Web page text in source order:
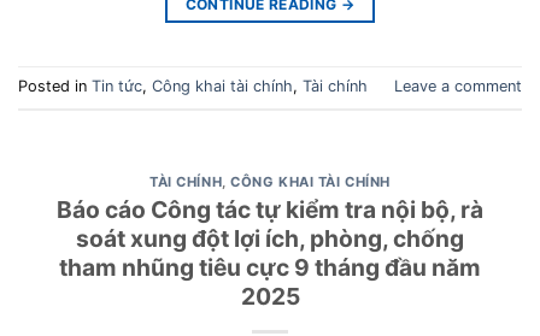
CONTINUE READING →
Posted in Tin tức, Công khai tài chính, Tài chính Leave a comment
TÀI CHÍNH,CÔNG KHAI TÀI CHÍNH
Báo cáo Công tác tự kiểm tra nội bộ, rà
soát xung đột lợi ích, phòng, chống
tham nhũng tiêu cực 9 tháng đầu năm
2025